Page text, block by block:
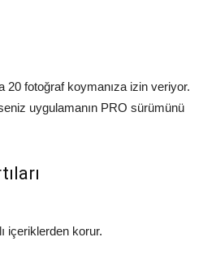
20 fotoğraf koymanıza izin veriyor.
uygulamanın PRO sürümünü
içeriklerden korur.